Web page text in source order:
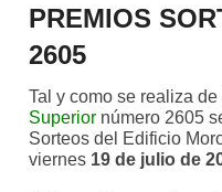
PREMIOS
2605
Tal y como se realiza de
Superior número 2605
Sorteos del Edificio
viernes 19 de julio de